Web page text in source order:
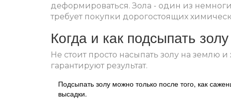
деформироваться. Зола - один из
требует покупки дорогостоящих
Когда и как подсыпать
Не стоит просто насыпать золу на землю
гарантируют результат.
Подсыпать золу можно только после того, как
высадки.